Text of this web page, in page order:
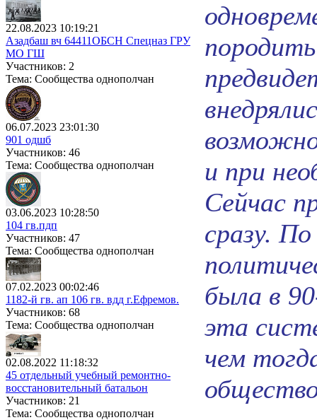
22.08.2023 10:19:21
Азадбаш вч 64411ОБСН Спецназ ГРУ
МО ГШ
Участников: 2
Тема: Сообщества однополчан
06.07.2023 23:01:30
901 одшб
Участников: 46
Тема: Сообщества однополчан
03.06.2023 10:28:50
104 гв.пдп
Участников: 47
Тема: Сообщества однополчан
07.02.2023 00:02:46
1182-й гв. ап 106 гв. вдд г.Ефремов.
Участников: 68
Тема: Сообщества однополчан
02.08.2022 11:18:32
45 отдельный учебный ремонтно-
восстановительный батальон
Участников: 21
Тема: Сообщества однополчан
и при
Сейчас
сразу.
была в
эта
чем